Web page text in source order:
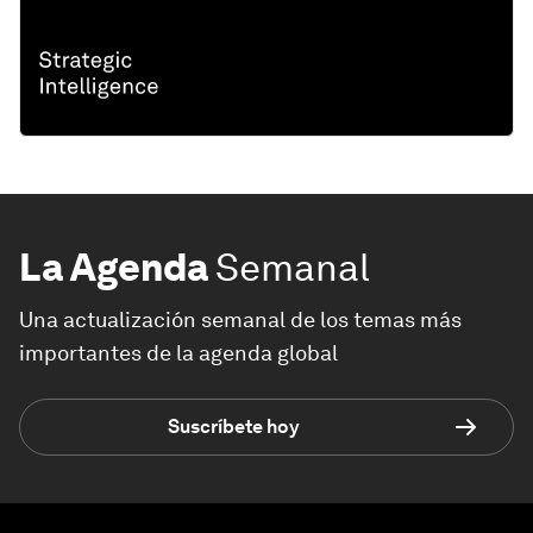
La AgendaSemanal
Una actualización semanal de los temas más
importantes de la agenda global
Suscríbete hoy